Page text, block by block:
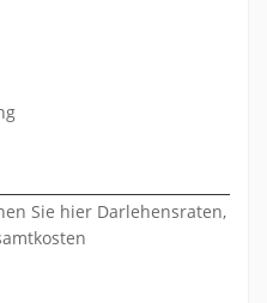
Sie hier Darlehensraten,